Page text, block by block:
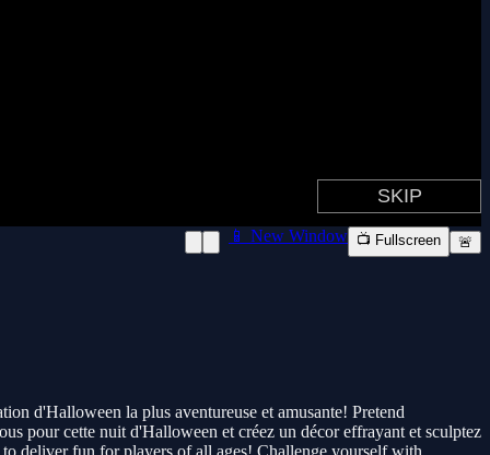
📱 New Window 📺 Fullscreen 🚨
d'Halloween la plus aventureuse et amusante! Pretend
pour cette nuit d'Halloween et créez un décor effrayant et sculptez